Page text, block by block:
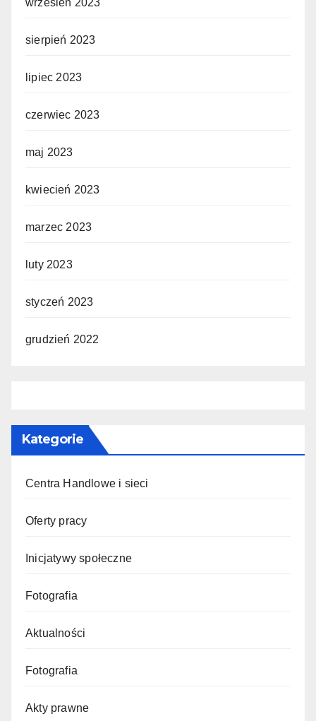
sierpień 2023
lipiec 2023
czerwiec 2023
maj 2023
kwiecień 2023
marzec 2023
luty 2023
styczeń 2023
grudzień 2022
Kategorie
Centra Handlowe i sieci
Oferty pracy
Inicjatywy społeczne
Fotografia
Aktualności
Fotografia
Akty prawne